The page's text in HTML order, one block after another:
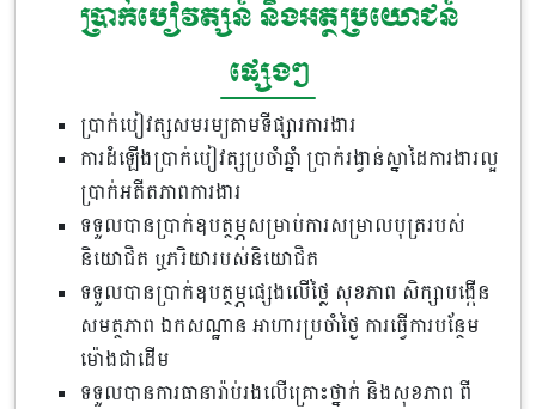
ប្រាក់បៀវត្សន៍ និងអត្ថប្រយោជន៍
ផ្សេងៗ
ប្រាក់បៀវត្សសមរម្យតាមទីផ្សារការងារ
ការដំឡើងប្រាក់បៀវត្សប្រចាំឆ្នាំ ប្រាក់រង្វាន់ស្នាដៃការងារល្អ
ប្រាក់អតីតភាពការងារ
ទទួលបានប្រាក់ឧបត្ថម្ភសម្រាប់ការសម្រាលបុត្ររបស់
និយោជិត ឬភរិយារបស់និយោជិត
ទទួលបានប្រាក់ឧបត្ថម្ភផ្សេងលើថ្លៃ សុខភាព សិក្សាបង្កើន
សមត្ថភាព ឯកសណ្ឋាន អាហារប្រចាំថ្ងៃ ការធ្វើការបន្ថែម
ម៉ោងជាដើម
ទទួលបានការធានារ៉ាប់រងលើគ្រោះថ្នាក់ និងសុខភាព ពី